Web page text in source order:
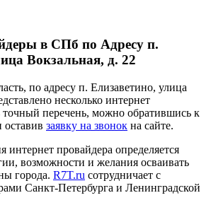
в СПб по Адресу п.
Вокзальная, д. 22
по адресу п. Елизаветино, улица
несколько интернет
точный перечень, можно обратившись к
заявку на звонок на сайте.
интернет провайдера определяется
возможности и желания осваивать
города. R7T.ru сотрудничает с
Санкт-Петербурга и Ленинградской